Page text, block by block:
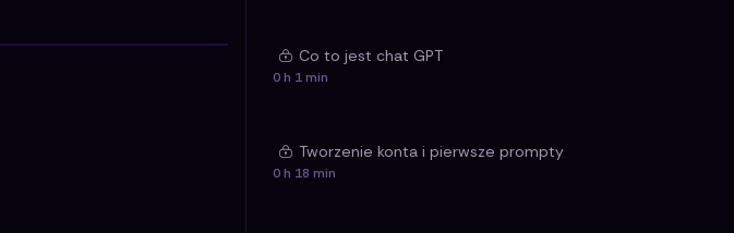
Co to jest chat GPT
0 h 1 min
Tworzenie konta i pierwsze prompty
0 h 18 min